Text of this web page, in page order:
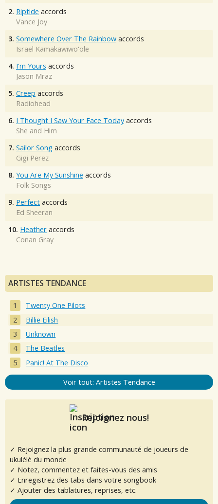
2. Riptide accords
Vance Joy
3. Somewhere Over The Rainbow accords
Israel Kamakawiwo'ole
4. I'm Yours accords
Jason Mraz
5. Creep accords
Radiohead
6. I Thought I Saw Your Face Today accords
She and Him
7. Sailor Song accords
Gigi Perez
8. You Are My Sunshine accords
Folk Songs
9. Perfect accords
Ed Sheeran
10. Heather accords
Conan Gray
ARTISTES TENDANCE
Twenty One Pilots
Billie Eilish
Unknown
The Beatles
Panic! At The Disco
Voir tout: Artistes Tendance
Rejoignez nous!
✓ Rejoignez la plus grande communauté de joueurs de
ukulélé du monde
✓ Notez, commentez et faites-vous des amis
✓ Enregistrez des tabs dans votre songbook
✓ Ajouter des tablatures, reprises, etc.